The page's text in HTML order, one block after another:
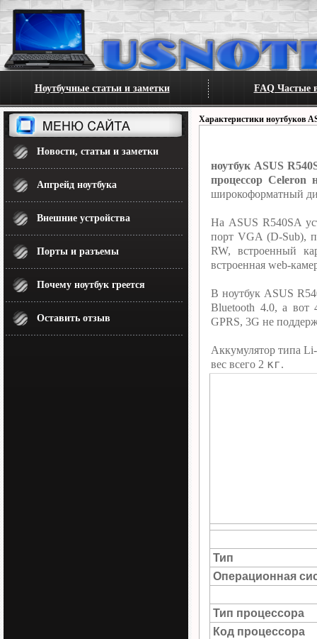
Ноутбучные статьи и заметки FAQ Частые
Новости, статьи и заметки
Апгрейд ноутбука
Внешние устройства
Порты и разъемы
Почему ноутбук греется
Оставить отзыв
Характеристики ноутбуков
ноутбук ASUS
процессор Celeron
широкоформатный
На ASUS R540SA
порт VGA (D-Sub),
RW, встроенный
встроенная web-
В ноутбук ASUS
Bluetooth 4.0, а вот
GPRS, 3G не
Аккумулятор типа
вес всего 2 кг.
Тип
Операционная
Тип процессора
Код процессора